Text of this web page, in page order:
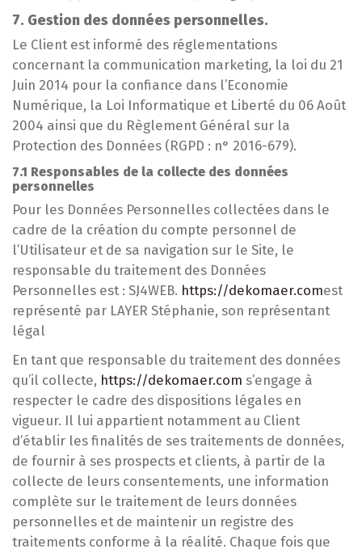
7. Gestion des données personnelles.
Le Client est informé des réglementations
concernant la communication marketing, la loi du 21
Juin 2014 pour la confiance dans l’Economie
Numérique, la Loi Informatique et Liberté du 06 Août
2004 ainsi que du Règlement Général sur la
Protection des Données (RGPD : n° 2016-679).
7.1 Responsables de la collecte des données
personnelles
Pour les Données Personnelles collectées dans le
cadre de la création du compte personnel de
l’Utilisateur et de sa navigation sur le Site, le
responsable du traitement des Données
Personnelles est : SJ4WEB. https://dekomaer.comest
représenté par LAYER Stéphanie, son représentant
légal
En tant que responsable du traitement des données
qu’il collecte, https://dekomaer.com s’engage à
respecter le cadre des dispositions légales en
vigueur. Il lui appartient notamment au Client
d’établir les finalités de ses traitements de données,
de fournir à ses prospects et clients, à partir de la
collecte de leurs consentements, une information
complète sur le traitement de leurs données
personnelles et de maintenir un registre des
traitements conforme à la réalité. Chaque fois que